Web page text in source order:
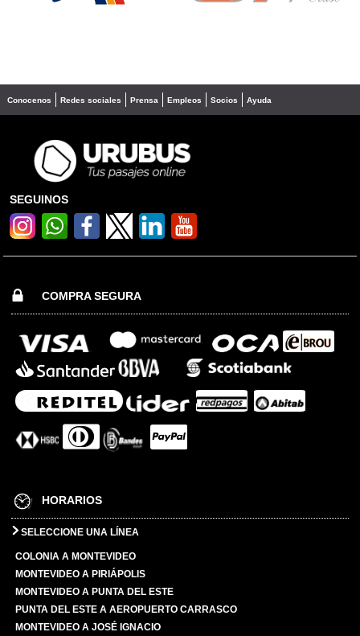
Conocenos Redes sociales Prensa Empleos Socios Ayuda
SEGUINOS
COMPRA SEGURA
HORARIOS
SELECCIONE UNA LÍNEA
COLONIA A MONTEVIDEO
MONTEVIDEO A PIRIÁPOLIS
MONTEVIDEO A PUNTA DEL ESTE
PUNTA DEL ESTE A AEROPUERTO CARRASCO
MONTEVIDEO A JOSÉ IGNACIO